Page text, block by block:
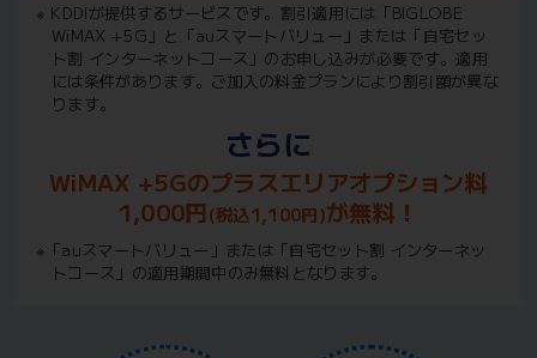
※ KDDIが提供するサービスです。割引適用には「BIGLOBE
WiMAX +5G」と「auスマートバリュー」または「自宅セッ
ト割 インターネットコース」のお申し込みが必要です。適用
には条件があります。ご加入の料金プランにより割引額が異な
ります。
さらに
WiMAX +5Gのプラスエリアオプション料
1,000円(税込1,100円)が無料！
※「auスマートバリュー」または「自宅セット割 インターネッ
トコース」の適用期間中のみ無料となります。